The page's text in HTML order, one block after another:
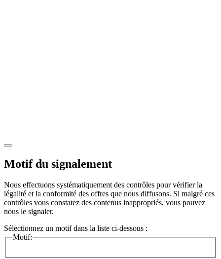
Motif du signalement
Nous effectuons systématiquement des contrôles pour vérifier la
légalité et la conformité des offres que nous diffusons. Si malgré ces
contrôles vous constatez des contenus inappropriés, vous pouvez
nous le signaler.
Sélectionnez un motif dans la liste ci-dessous :
Motif: